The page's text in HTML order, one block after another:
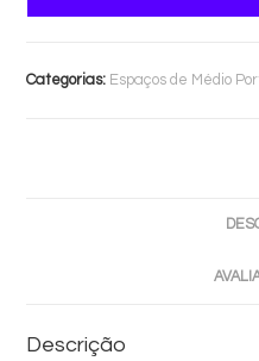
Categorias: Espaços de Médio
Descrição